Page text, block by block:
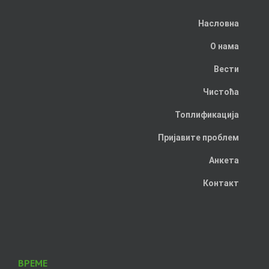
Насловна
О нама
Вести
Чистоћа
Топлификација
Пријавите проблем
Анкета
Контакт
ВРЕМЕ